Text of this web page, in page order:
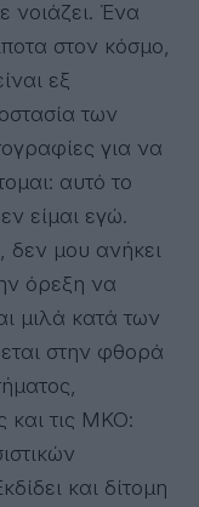
νοιάζει. Ένα
στον κόσμο,
εξ
των
για να
αυτό το
είμαι εγώ.
δεν μου ανήκει
όρεξη να
μιλά κατά των
στην φθορά
και τις ΜΚΟ:
και δίτομη